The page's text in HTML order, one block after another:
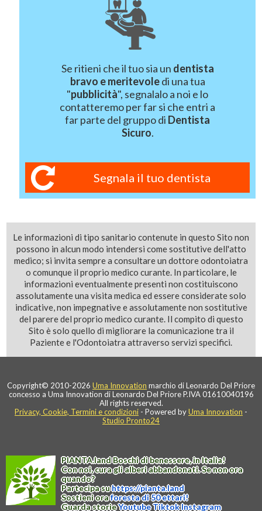
Se ritieni che il tuo sia un dentista
bravo e meritevoledi una tua
"pubblicità", segnalalo a noi e lo
contatteremo per far si che entri a
far parte del gruppo di Dentista
Sicuro.
Segnala il tuo dentista
Le informazioni di tipo sanitario contenute in questo Sito non
possono in alcun modo intendersi come sostitutive dell'atto
medico; si invita sempre a consultare un dottore odontoiatra
o comunque il proprio medico curante. In particolare, le
informazioni eventualmente presenti non costituiscono
assolutamente una visita medica ed essere considerate solo
indicative, non impegnative e assolutamente non sostitutive
del parere del proprio medico curante. Il compito di questo
Sito è solo quello di migliorare la comunicazione tra il
Paziente e l'Odontoiatra attraverso servizi specifici.
Copyright© 2010-2026 Uma Innovation marchio di Leonardo Del Priore
concesso a Uma Innovation di Leonardo Del Priore P.IVA 01610040196
All rights reserved.
Privacy, Cookie, Termini e condizioni - Powered byUma Innovation -
Studio Pronto24
PIANTA.landBoschi di benessere, in Italia!
Con noi, cura gli alberi abbandonati. Se non ora
quando?
Partecipa suhttps://pianta.land
Sostieni oraforesta di 50 ettari!
Guarda storieYoutubeTiktokInstagram